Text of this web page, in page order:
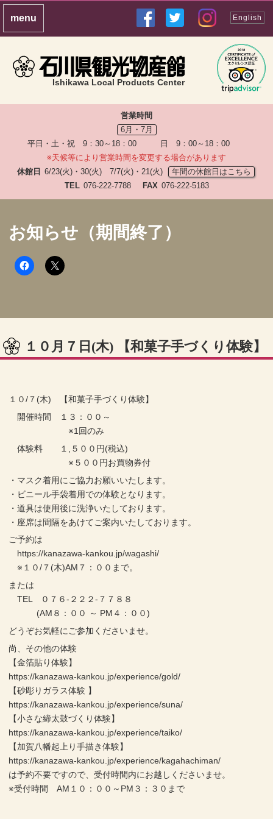
Ishikawa Local Products Center
English
営業時間
6月・7月
平日・土・祝 9：30～18：00 日 9：00～18：00
※天候等により営業時間を変更する場合があります
休館日 6/23(火)・30(火) 7/7(火)・21(火)
年間の休館日はこちら
TEL 076-222-7788 FAX 076-222-5183
お知らせ（期間終了）
１０月７日(木) 【和菓子手づくり体験】
１０/７(木) 【和菓子手づくり体験】
開催時間 １３：００～
※1回のみ
体験料 １,５００円(税込)
※５００円お買物券付
・マスク着用にご協力お願いいたします。
・ビニール手袋着用での体験となります。
・道具は使用後に洗浄いたしております。
・座席は間隔をあけてご案内いたしております。
ご予約は
https://kanazawa-kankou.jp/wagashi/
※１０/７(木)AM７：００まで。
または
TEL ０７６-２２２-７７８８
(AM８：００ ～ PM４：００)
どうぞお気軽にご参加くださいませ。
尚、その他の体験
【金箔貼り体験】
https://kanazawa-kankou.jp/experience/gold/
【砂彫りガラス体験 】
https://kanazawa-kankou.jp/experience/suna/
【小さな締太鼓づくり体験】
https://kanazawa-kankou.jp/experience/taiko/
【加賀八幡起上り手描き体験】
https://kanazawa-kankou.jp/experience/kagahachiman/
は予約不要ですので、受付時間内にお越しくださいませ。
※受付時間 AM１０：００～PM３：３０まで